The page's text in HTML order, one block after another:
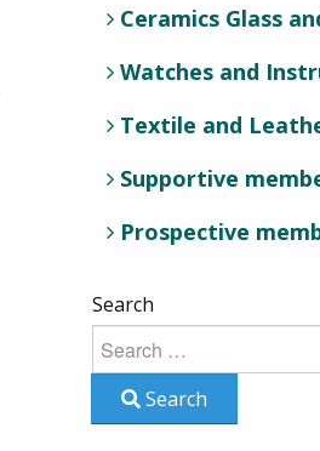
Ceramics Glass
Watches and
Textile and
Supportive
Prospective
Search
Search